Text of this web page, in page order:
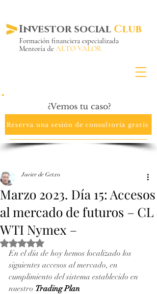
Investor social Club
Formación financiera especializada
Mentoría de ALTO VALOR
¿Vemos tu caso?
Reserva una sesión de consultoría gratis
Marzo 2023. Día 15: Accesos
al mercado de futuros – CL
WTI Nymex –
Javier de Getxo
Obtuvo NaN de 5 estrellas.
En el día de hoy hemos localizado los
siguientes accesos al mercado, en
cumplimiento del sistema establecido en
nuestro Trading Plan